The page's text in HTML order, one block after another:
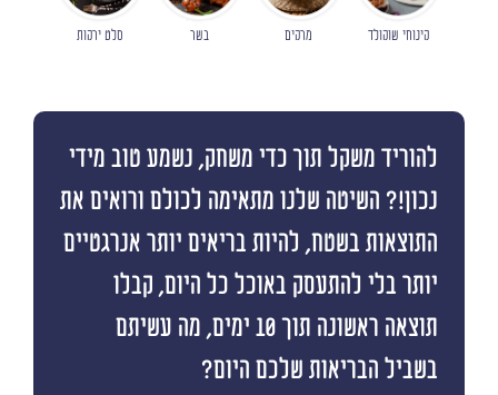
קינוחי שוקולד מרקים בשר סלט ירקות
להוריד משקל תוך כדי משחק, נשמע טוב מידי
נכון!? השיטה שלנו מתאימה לכולם ורואים את
התוצאות בשטח, להיות בריאים יותר אנרגטיים
יותר בלי להתעסק באוכל כל היום, קבלו
תוצאה ראשונה תוך 10 ימים, מה עשיתם
בשביל הבריאות שלכם היום?